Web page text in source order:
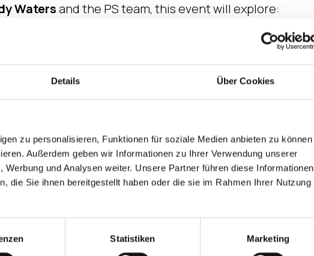
Details Über Cookies
zu personalisieren, Funktionen für soziale Medien anbieten zu können
Außerdem geben wir Informationen zu Ihrer Verwendung unserer
und Analysen weiter. Unsere Partner führen diese Informationen
die Sie ihnen bereitgestellt haben oder die sie im Rahmen Ihrer Nutzung
Statistiken Marketing
Watersand the PS team, this event will explore:
Opportunities
– full bells and whistles